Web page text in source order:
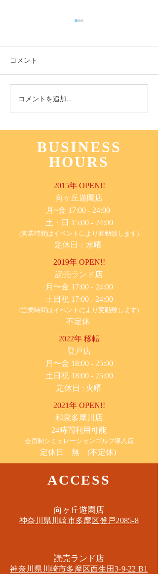
コメント
コメントを追加…
BUSINESS
HOURS
2015年 OPEN!!
​向ヶ丘遊園店
月~金 17:00 - 24:00
土・日 15:00 - 24:00
(営業時間はイベントにより変動致します)
定休日：水曜
2019年 OPEN!!
​読売ランド店
月〜金 17:00 - 24:00
土日祝 17:00 - 24:00
(営業時間はイベントにより変動致します)
不定休
2022年 移転
​登戸店
月〜金 18:00 - 25:00
土日祝 18:00 - 25:00
​定休日 : 火曜
2021年 OPEN!!
​和泉多摩川店
24時間利用可能
​会員制シミュレーションゴルフ導入店
定休日 無 (不定休)
ACCESS
​向ヶ丘遊園店
神奈川県川崎市多摩区​登戸2085-8
​読売ランド店
神奈川県川崎市多摩区​西生田3-9-22 B1